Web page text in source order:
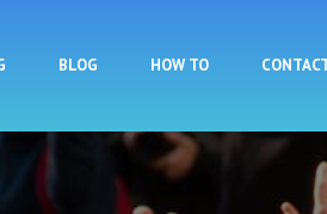
BLOG HOW TO